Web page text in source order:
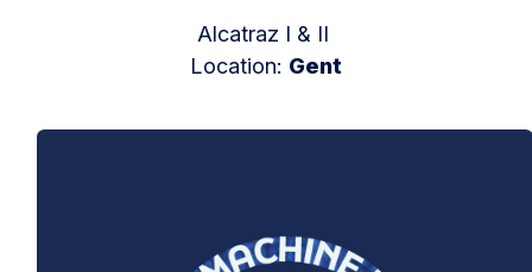
Alcatraz I & II
Location: Gent